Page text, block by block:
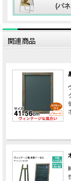
(パ
関連商品